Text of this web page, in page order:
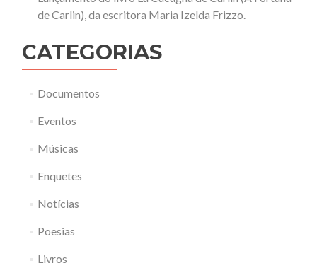
de Carlin), da escritora Maria Izelda Frizzo.
CATEGORIAS
Documentos
Eventos
Músicas
Enquetes
Notícias
Poesias
Livros